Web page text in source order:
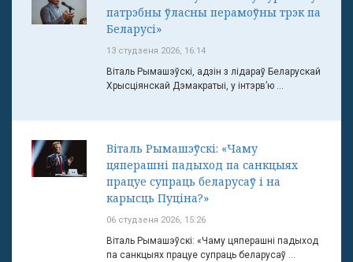
патрэбны ўласны перамоўны трэк па
Беларусі»
13 студзеня 2026, 16:14
Віталь Рымашэўскі, адзін з лідараў Беларускай
Хрысціянскай Дэмакратыі, у інтэрв’ю ...
Віталь Рымашэўскі: «Чаму
цяперашні падыход па санкцыях
працуе супраць беларусаў і на
карысць Пуціна?»
06 студзеня 2026, 15:26
Віталь Рымашэўскі: «Чаму цяперашні падыход
па санкцыях працуе супраць беларусаў ...